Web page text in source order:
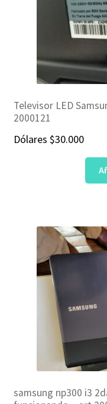
Televisor LED
2000121
Dólares $30.000
samsung np300 i3